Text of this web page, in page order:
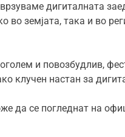
дигиталната
во земјата, така и во
и повозбудлив,
клучен настан за
да се погледнат на